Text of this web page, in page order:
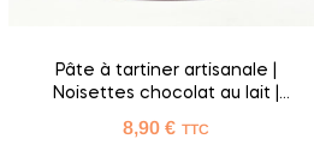
Pâte à tartiner artisanale |
Noisettes chocolat au lait |
8,90€ TTC